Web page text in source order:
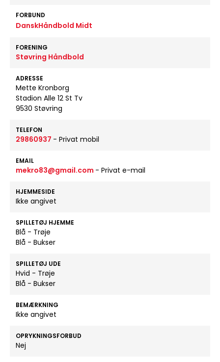
FORBUND
DanskHåndbold Midt
FORENING
Støvring Håndbold
ADRESSE
Mette Kronborg
Stadion Alle 12 St Tv
9530 Støvring
TELEFON
29860937 - Privat mobil
EMAIL
mekro83@gmail.com - Privat e-mail
HJEMMESIDE
Ikke angivet
SPILLETØJ HJEMME
Blå - Trøje
Blå - Bukser
SPILLETØJ UDE
Hvid - Trøje
Blå - Bukser
BEMÆRKNING
Ikke angivet
OPRYKNINGSFORBUD
Nej